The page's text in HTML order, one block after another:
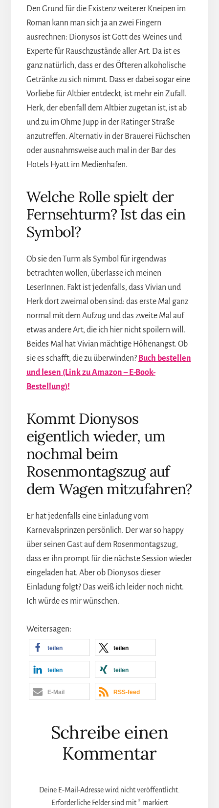
Den Grund für die Existenz weiterer Kneipen im
Roman kann man sich ja an zwei Fingern
ausrechnen: Dionysos ist Gott des Weines und
Experte für Rauschzustände aller Art. Da ist es
ganz natürlich, dass er des Öfteren alkoholische
Getränke zu sich nimmt. Dass er dabei sogar eine
Vorliebe für Altbier entdeckt, ist mehr ein Zufall.
Herk, der ebenfall dem Altbier zugetan ist, ist ab
und zu im Ohme Jupp in der Ratinger Straße
anzutreffen. Alternativ in der Brauerei Füchschen
oder ausnahmsweise auch mal in der Bar des
Hotels Hyatt im Medienhafen.
Welche Rolle spielt der
Fernsehturm? Ist das ein
Symbol?
Ob sie den Turm als Symbol für irgendwas
betrachten wollen, überlasse ich meinen
LeserInnen. Fakt ist jedenfalls, dass Vivian und
Herk dort zweimal oben sind: das erste Mal ganz
normal mit dem Aufzug und das zweite Mal auf
etwas andere Art, die ich hier nicht spoilern will.
Beides Mal hat Vivian mächtige Höhenangst. Ob
sie es schafft, die zu überwinden? Buch bestellen
und lesen (Link zu Amazon – E-Book-
Bestellung)!
Kommt Dionysos
eigentlich wieder, um
nochmal beim
Rosenmontagszug auf
dem Wagen mitzufahren?
Er hat jedenfalls eine Einladung vom
Karnevalsprinzen persönlich. Der war so happy
über seinen Gast auf dem Rosenmontagszug,
dass er ihn prompt für die nächste Session wieder
eingeladen hat. Aber ob Dionysos dieser
Einladung folgt? Das weiß ich leider noch nicht.
Ich würde es mir wünschen.
Weitersagen:
teilen teilen
teilen teilen
E-Mail RSS-feed
Leser-
Interaktionen
Schreibe einen
Kommentar
Deine E-Mail-Adresse wird nicht veröffentlicht.
Erforderliche Felder sind mit*markiert